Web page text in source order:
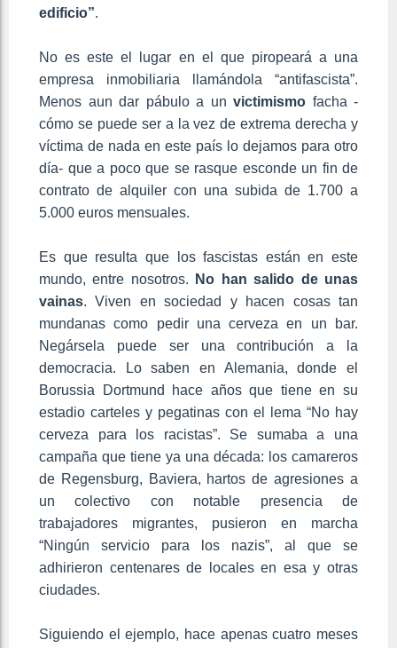
edificio”.
No es este el lugar en el que piropeará a una
empresa inmobiliaria llamándola “antifascista”.
Menos aun dar pábulo a un victimismo facha -
cómo se puede ser a la vez de extrema derecha y
víctima de nada en este país lo dejamos para otro
día- que a poco que se rasque esconde un fin de
contrato de alquiler con una subida de 1.700 a
5.000 euros mensuales.
Es que resulta que los fascistas están en este
mundo, entre nosotros.
No han salido de unas
vainas. Viven en sociedad y hacen cosas tan
mundanas como pedir una cerveza en un bar.
Negársela puede ser una contribución a la
democracia. Lo saben en Alemania, donde el
Borussia Dortmund hace años que tiene en su
estadio carteles y pegatinas con el lema “No hay
cerveza para los racistas”. Se sumaba a una
campaña que tiene ya una década: los camareros
de Regensburg, Baviera, hartos de agresiones a
un colectivo con notable presencia de
trabajadores migrantes, pusieron en marcha
“Ningún servicio para los nazis”, al que se
adhirieron centenares de locales en esa y otras
ciudades.
Siguiendo el ejemplo, hace apenas cuatro meses